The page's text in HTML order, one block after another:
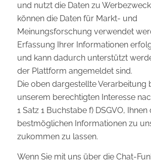
und nutzt die Daten zu
können die Daten für Markt- und
Meinungsforschung verwendet
Erfassung Ihrer Informationen
und kann dadurch unterstützt
der Plattform angemeldet sind.
Die oben dargestellte Verarbeitung
unserem berechtigten Interesse
1 Satz 1 Buchstabe f) DSGVO, Ihnen
bestmöglichen Informationen zu
zukommen zu lassen.
Wenn Sie mit uns über die Chat-